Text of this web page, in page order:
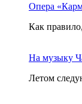
Опера
Как
На музыку
Летом